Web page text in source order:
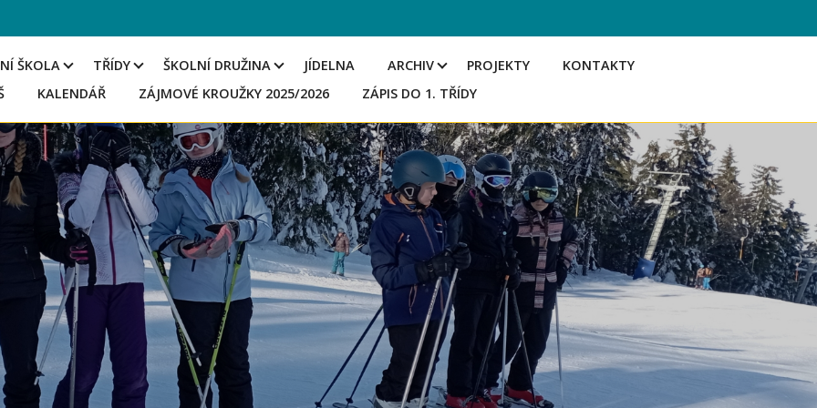
ŠKOLA TŘÍDY ŠKOLNÍ DRUŽINA JÍDELNA ARCHIV PROJEKTY
KONTAKTY
KALENDÁŘ ZÁJMOVÉ KROUŽKY 2025/2026 ZÁPIS DO 1. TŘÍDY